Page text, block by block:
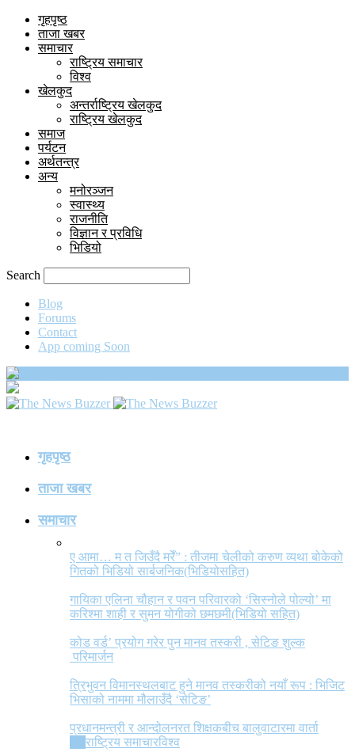
गृहपृष्ठ
ताजा खबर
समाचार
राष्ट्रिय समाचार
विश्व
खेलकुद
अन्तर्राष्ट्रिय खेलकुद
राष्ट्रिय खेलकुद
समाज
पर्यटन
अर्थतन्त्र
अन्य
मनोरञ्जन
स्वास्थ्य
राजनीति
विज्ञान र प्रविधि
भिडियो
Search
Blog
Forums
Contact
App coming Soon
गृहपृष्ठ
ताजा खबर
समाचार
ए आमा… म त जिउँदै मरेँ” : तीजमा चेलीको करुण व्यथा बोकेको
गितको भिडियो सार्बजनिक(भिडियोसहित)
गायिका एलिना चौहान र पवन परिवारको ‘सिस्नोले पोल्यो’ मा
करिश्मा शाही र सुमन योगीको छमछमी(भिडियो सहित)
कोड वर्ड’ प्रयोग गरेर पुन मानव तस्करी , सेटिङ शुल्क
परिमार्जन
त्रिभुवन विमानस्थलबाट हुने मानव तस्करीको नयाँ रूप : भिजिट
भिसाको नाममा मौलाउँदै ‘सेटिङ’
प्रधानमन्त्री र आन्दोलनरत शिक्षकबीच बालुवाटारमा वार्ता
राष्ट्रिय समाचारविश्व